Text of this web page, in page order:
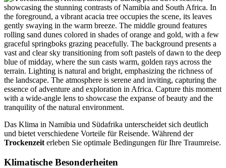
Das Klima in Namibia und Südafrika unterscheidet sich deutlich
und bietet verschiedene Vorteile für Reisende. Während der
Trockenzeit erleben Sie optimale Bedingungen für Ihre Traumreise.
Klimatische Besonderheiten